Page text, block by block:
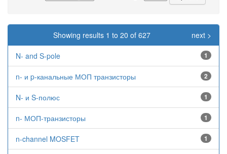
Showing results 1 to 20 of 627 next >
N- and S-pole 1
n- и p-канальные МОП транзисторы 2
N- и S-полюс 1
n- МОП-транзисторы 1
n-channel MOSFET 1